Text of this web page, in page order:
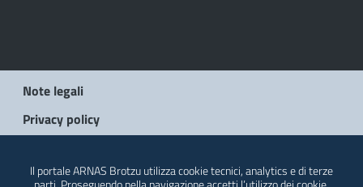
Note legali
Privacy policy
Il portale ARNAS Brotzu utilizza cookie tecnici, analytics e di terze